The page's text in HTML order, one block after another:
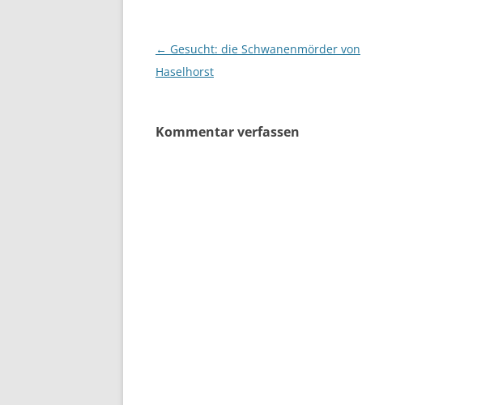
Beitragsnavigation
← Gesucht: die Schwanenmörder von
Haselhorst
Kommentar verfassen